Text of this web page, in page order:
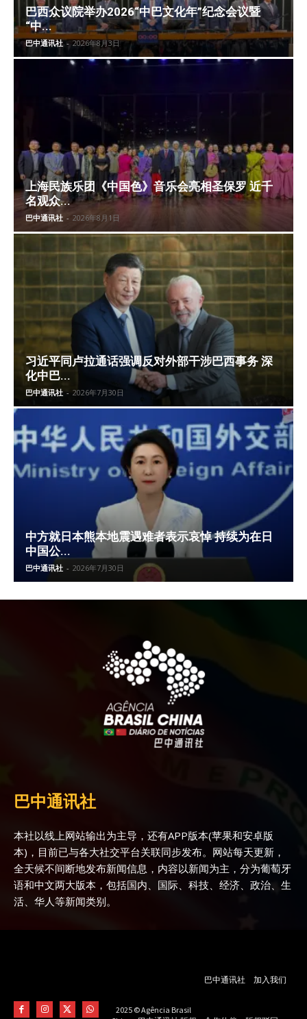
巴西众议院举办2026“中巴文化年”纪念会议暨
“中...
巴中通讯社 - 2026年8月3日
上海民族乐团《中国色》音乐会亮相圣保罗 近千
名观众...
巴中通讯社 - 2026年8月1日
习近平同卢拉通话强调反对外部干涉巴西事务 深
化中巴...
巴中通讯社 - 2026年7月30日
中方就日本熊本地震遇难者表示哀悼 持续为在日
中国公...
巴中通讯社 - 2026年7月30日
巴中通讯社
本社以线上网站输出为主导，还有APP版本(苹果和安卓版
本)，目前已与各大社交平台关联同步发布。网站每天更新，
全天候不间断地发布新闻信息，内容以新闻为主，分为葡萄牙
语和中文两大版本，包括国内、国际、科技、经济、政治、生
活、华人等新闻类别。
2025 © Agência Brasil
巴中通讯社 加入我们